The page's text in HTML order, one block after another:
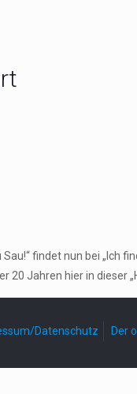
findet nun bei
20 Jahren hier in dieser
Datenschutz Der